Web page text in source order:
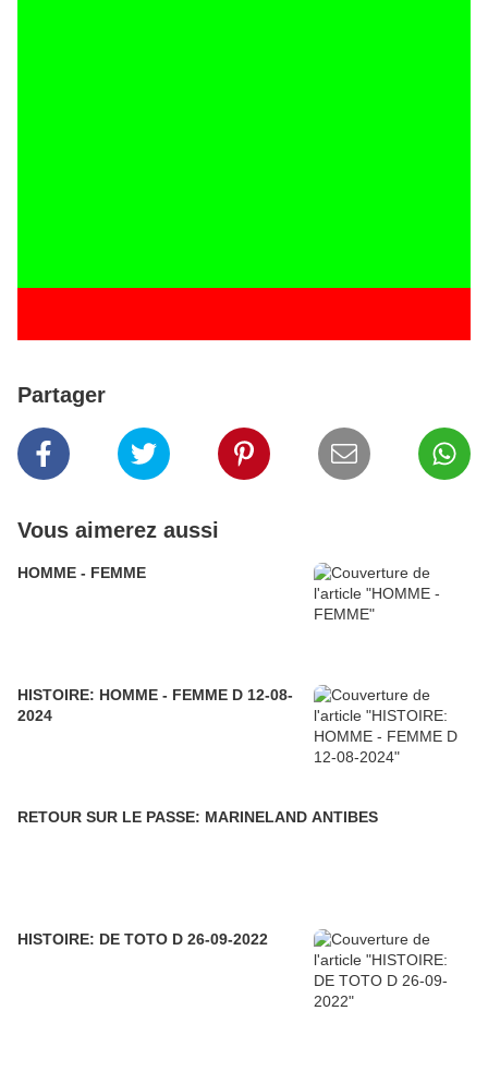
Partager
Vous aimerez aussi
HOMME - FEMME
HISTOIRE: HOMME - FEMME D 12-08-
2024
RETOUR SUR LE PASSE: MARINELAND ANTIBES
HISTOIRE: DE TOTO D 26-09-2022